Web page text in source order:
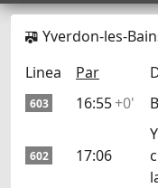
Yverdon-les-
Linea
Par
603 16:55+0'
602 17:06